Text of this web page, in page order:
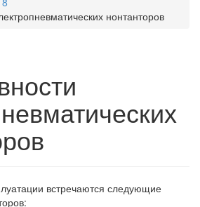
нонтанторов
встречаются следующие